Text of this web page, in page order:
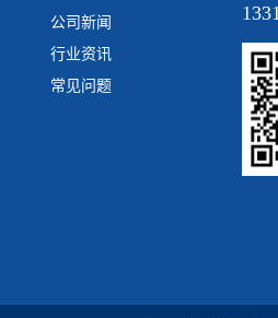
公司新闻
行业资讯
常见问题